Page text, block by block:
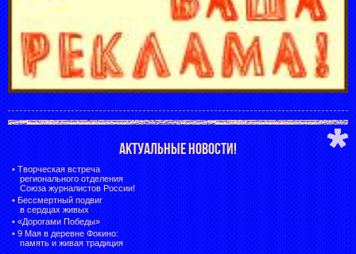
АКТУАЛЬНЫЕ НОВОСТИ!
• Творческая встреча
регионального отделения
Союза журналистов России!
• Бессмертный подвиг
в сердцах живых
• «Дорогами Победы»
• 9 Мая в деревне Фокино:
память и живая традиция